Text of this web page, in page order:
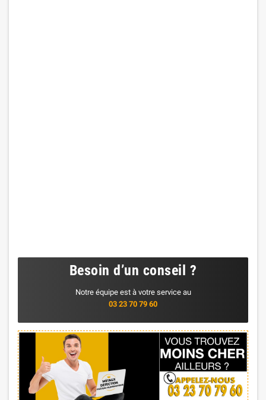
Besoin d’un conseil ?
Notre équipe est à votre service au
03 23 70 79 60